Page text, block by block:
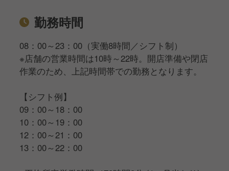
勤務時間
08：00～23：00（実働8時間／シフト制）
※店舗の営業時間は10時～22時。開店準備や閉店
作業のため、上記時間帯での勤務となります。
【シフト例】
09：00～18：00
10：00～19：00
12：00～21：00
13：00～22：00